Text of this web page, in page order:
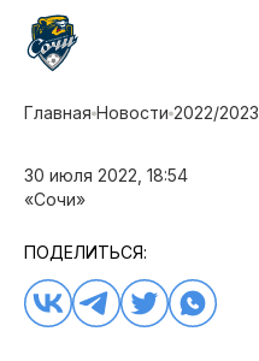
Главная Новости 2022/2023
30 июля 2022, 18:54
«Сочи»
ПОДЕЛИТЬСЯ: